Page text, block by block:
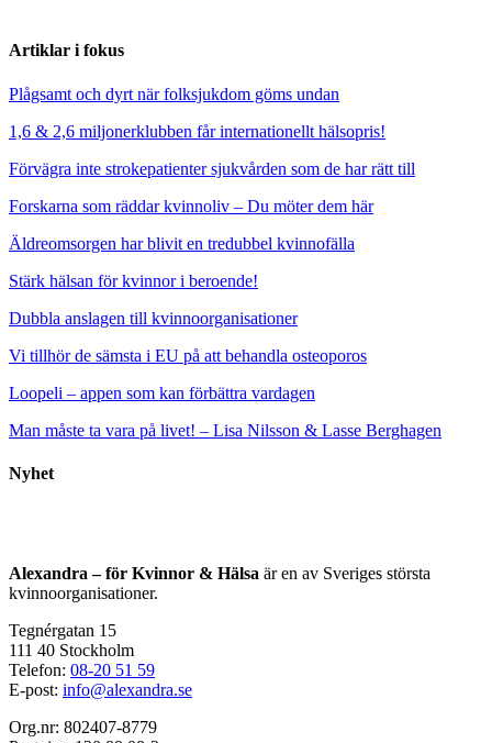
Artiklar i fokus
Plågsamt och dyrt när folksjukdom göms undan
1,6 & 2,6 miljonerklubben får internationellt hälsopris!
Förvägra inte strokepatienter sjukvården som de har rätt till
Forskarna som räddar kvinnoliv – Du möter dem här
Äldreomsorgen har blivit en tredubbel kvinnofälla
Stärk hälsan för kvinnor i beroende!
Dubbla anslagen till kvinnoorganisationer
Vi tillhör de sämsta i EU på att behandla osteoporos
Loopeli – appen som kan förbättra vardagen
Man måste ta vara på livet! – Lisa Nilsson & Lasse Berghagen
Nyhet
Alexandra – för Kvinnor & Hälsa är en av Sveriges största
kvinnoorganisationer.
Tegnérgatan 15
111 40 Stockholm
Telefon: 08-20 51 59
E-post: info@alexandra.se
Org.nr: 802407-8779